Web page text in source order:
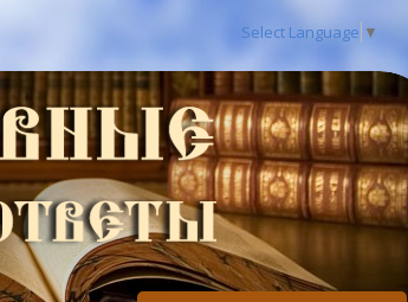
Select Language ▼